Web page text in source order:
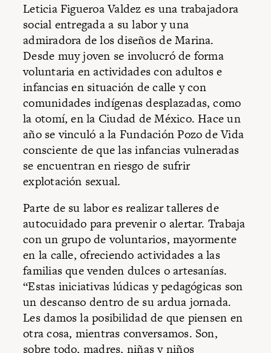
Leticia Figueroa Valdez es una trabajadora
social entregada a su labor y una
admiradora de los diseños de Marina.
Desde muy joven se involucró de forma
voluntaria en actividades con adultos e
infancias en situación de calle y con
comunidades indígenas desplazadas, como
la otomí, en la Ciudad de México. Hace un
año se vinculó a la Fundación Pozo de Vida
consciente de que las infancias vulneradas
se encuentran en riesgo de sufrir
explotación sexual.
Parte de su labor es realizar talleres de
autocuidado para prevenir o alertar. Trabaja
con un grupo de voluntarios, mayormente
en la calle, ofreciendo actividades a las
familias que venden dulces o artesanías.
“Estas iniciativas lúdicas y pedagógicas son
un descanso dentro de su ardua jornada.
Les damos la posibilidad de que piensen en
otra cosa, mientras conversamos. Son,
sobre todo, madres, niñas y niños